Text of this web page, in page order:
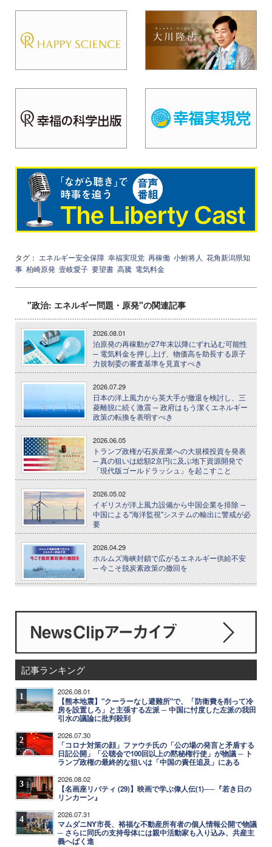
タグ： エネルギー安全保障 幸福実現党 再稼働 小鮒将人 花角新潟県知
事 柏崎原発 壹岐愛子 要望書 高騰 電気料金
"政治: エネルギー問題・原発"の関連記事
2026.08.01
泊原発の再稼動が27年末以降にずれ込む可能性
─ 電気料金を押し上げ、物価高を助長する原子
力規制委の審査基準を見直すべき
2026.07.29
日本の洋上風力から英大手が撤退を検討し、三
菱離脱に続く激震 ─ 政府はもう潔くエネルギー
政策の転換を表明すべき
2026.06.05
トランプ政権が石炭産業への大規模投資を発表
─ 真の狙いは総額2京円に及ぶ地下資源開発で
「現代版ゴールドラッシュ」を起こすこと
2026.05.02
イギリスが洋上風力設備から中国企業を排除 ─
中国による"海洋監視"システムの輸出に警戒が必
要
2026.04.29
ホルムズ海峡封鎖で広がるエネルギー供給不安
─ 今こそ脱炭素政策の撤回を
記事ランキング
1 2026.08.01
【熊本地震】"クーラーなし避難所"で、「防衛費を削って冷
房を設置しろ」と主張する左派 ─ 中国に忖度した左派の我田
引水の議論に批判殺到
2 2026.07.30
「コロナ対策の顔」ファウチ氏の「公の場の発言と矛盾する
日記公開」「公聴会で100回以上の黙秘権行使」が物議 ─ ト
ランプ政権の最終的な狙いは「中国の責任追及」にある
3 2026.08.02
【名画座リバティ (29)】映画で学ぶ偉人伝(1)──『若き日の
リンカーン』
4 2026.07.31
マムダニNY市長、裕福な不動産所有者の個人情報公開で物議
─ さらに同氏の支持母体には親中活動家も入り込み、共産主
義へばく進